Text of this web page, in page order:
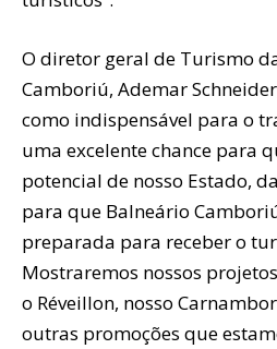
O diretor geral de Turismo
Camboriú, Ademar
como indispensável para o
uma excelente chance para
potencial de nosso Estado,
para que Balneário
preparada para receber o
Mostraremos nossos
o Réveillon, nosso
outras promoções que